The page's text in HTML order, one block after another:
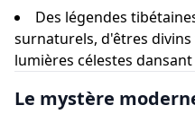
Des légendes
surnaturels, d'êtres
lumières célestes
Le mystère